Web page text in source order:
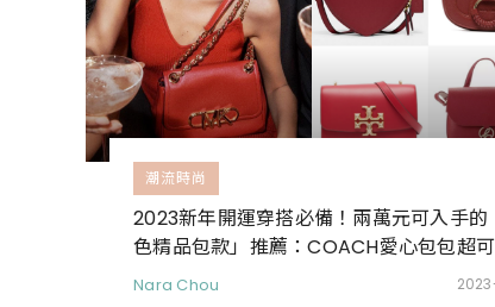
潮流時尚
2023新年開運穿搭必備！兩萬元可入手的
色精品包款」推薦：COACH愛心包包超可
MK鍊條包日常也可揹
Nara Chou